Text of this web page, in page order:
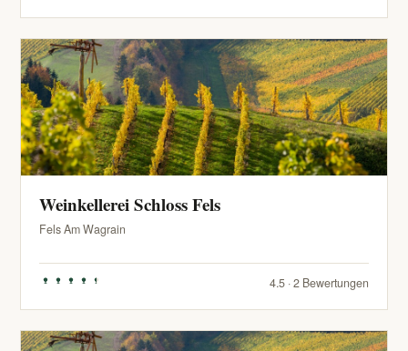
Weinkellerei Schloss Fels
Fels Am Wagrain
4.5 · 2 Bewertungen